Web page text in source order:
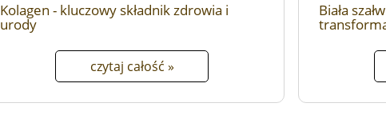
Kolagen - kluczowy składnik zdrowia i
urody
czytaj całość »
Biała